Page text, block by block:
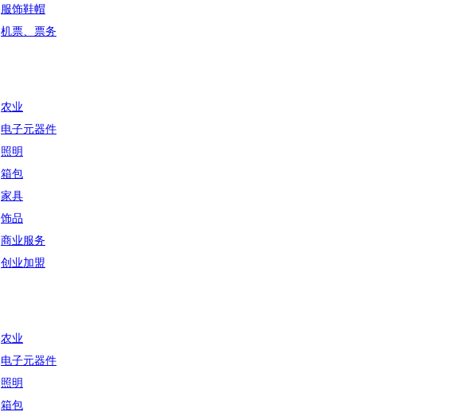
服饰鞋帽
机票、票务
农业
电子元器件
照明
箱包
家具
饰品
商业服务
创业加盟
农业
电子元器件
照明
箱包